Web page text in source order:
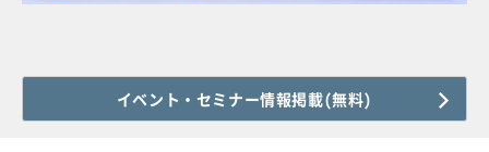
イベント・セミナー情報掲載(無料)